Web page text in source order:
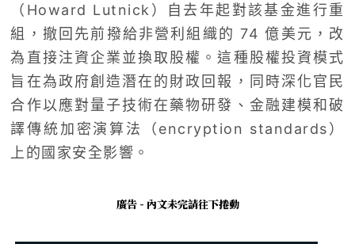
（Howard Lutnick）自去年起對該基金進行重
組，撤回先前撥給非營利組織的 74 億美元，改
為直接注資企業並換取股權。這種股權投資模式
旨在為政府創造潛在的財政回報，同時深化官民
合作以應對量子技術在藥物研發、金融建模和破
譯傳統加密演算法（encryption standards）
上的國家安全影響。
廣告 - 內文未完請往下捲動